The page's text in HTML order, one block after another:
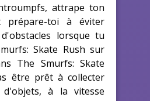
attrape ton
prépare-toi à éviter
lorsque tu
Skate Rush sur
The Smurfs: Skate
être prêt à collecter
à la vitesse